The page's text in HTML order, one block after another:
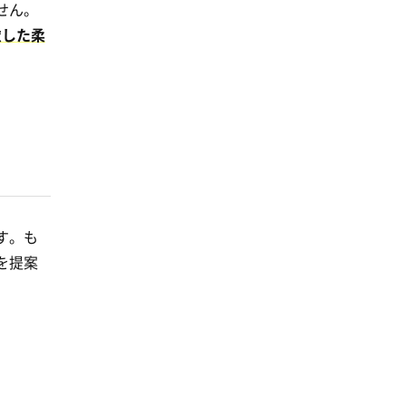
。
た柔
。も
提案